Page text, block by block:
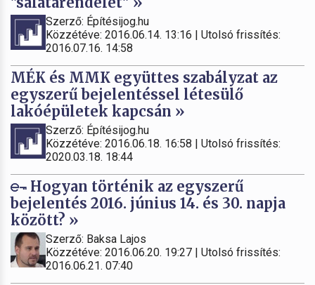
Szerző: Építésijog.hu
Közzétéve: 2016.06.14. 13:16 | Utolsó frissítés:
2016.07.16. 14:58
MÉK és MMK együttes szabályzat az
egyszerű bejelentéssel létesülő
lakóépületek kapcsán »
Szerző: Építésijog.hu
Közzétéve: 2016.06.18. 16:58 | Utolsó frissítés:
2020.03.18. 18:44
Hogyan történik az egyszerű
bejelentés 2016. június 14. és 30. napja
között? »
Szerző: Baksa Lajos
Közzétéve: 2016.06.20. 19:27 | Utolsó frissítés:
2016.06.21. 07:40